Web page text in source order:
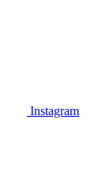
Instagram